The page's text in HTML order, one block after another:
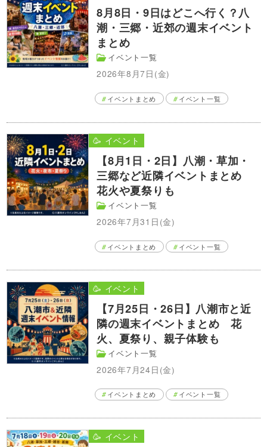
8月8日・9日はどこへ行く？八
潮・三郷・近郊の週末イベント
まとめ
イベント一覧
2026年8月7日(金)
イベントまとめ イベント一覧
【8月1日・2日】八潮・草加・
三郷など近隣イベントまとめ
花火や夏祭りも
イベント一覧
2026年7月31日(金)
🥳 イベント
イベントまとめ イベント一覧
【7月25日・26日】八潮市と近
隣の週末イベントまとめ 花
火、夏祭り、親子体験も
イベント一覧
2026年7月24日(金)
🥳 イベント
イベントまとめ イベント一覧
🥳 イベント